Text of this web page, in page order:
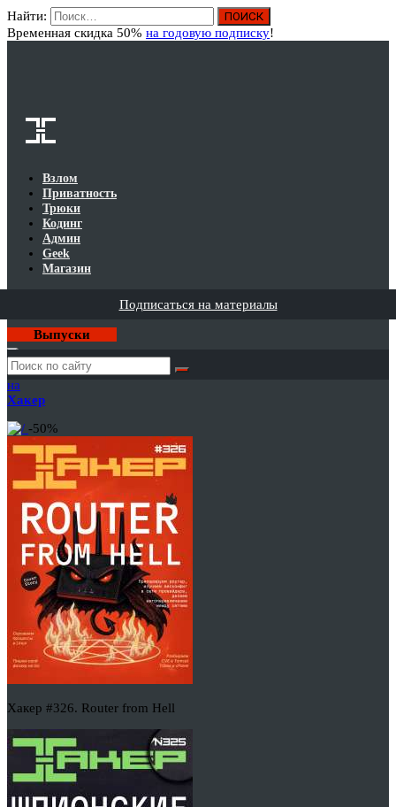
Найти:
Временная скидка 50% на годовую подписку!
Взлом
Приватность
Трюки
Кодинг
Админ
Geek
Магазин
Подписаться на материалы
Выпуски
Годовая
подписка
на
Хакер
-50%
Хакер #326. Router from Hell